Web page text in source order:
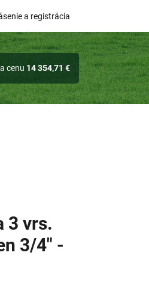
a registrácia
cenu 14 354,71 €
3 vrs.
3/4" -